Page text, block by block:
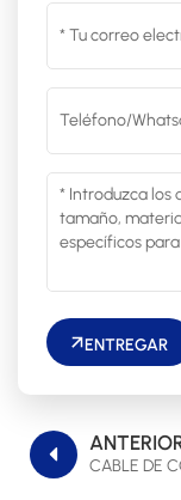
ENTREGAR
CABLE DE